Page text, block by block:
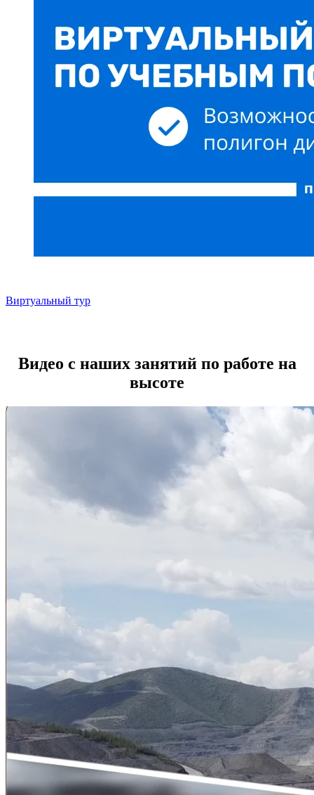
Виртуальный тур
Видео с наших занятий по работе на
высоте​